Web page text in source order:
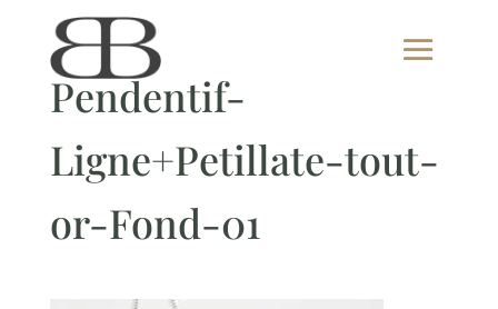
Pendentif-
Ligne+Petillate-tout-
or-Fond-01